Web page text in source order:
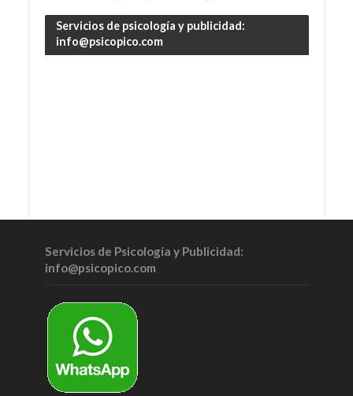
Servicios de psicología y publicidad:
info@psicopico.com
Servicios de Psicología y Publicidad:
info@psicopico.com